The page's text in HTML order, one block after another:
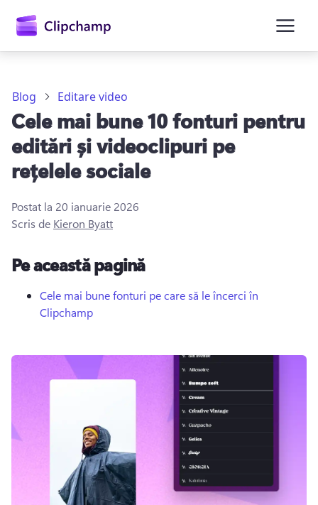
principal
Conectați-vă
Blog Editare video
Cele mai bune 10 fonturi pentru
editări și videoclipuri pe
rețelele sociale
Postat la 20 ianuarie 2026
Scris de Kieron Byatt
Pe această pagină
Cele mai bune fonturi pe care să le încerci în
Clipchamp